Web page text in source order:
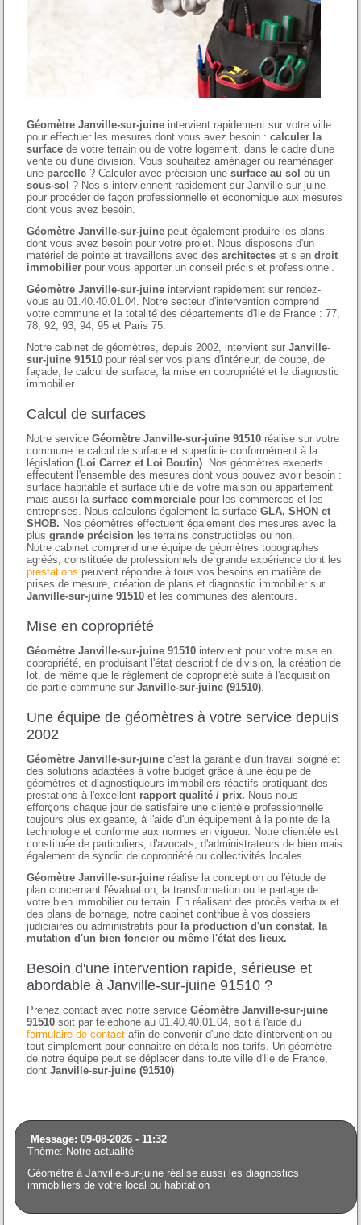
Géomètre Janville-sur-juine intervient rapidement sur votre ville
pour effectuer les mesures dont vous avez besoin :calculer la
surface de votre terrain ou de votre logement, dans le cadre d'une
vente ou d'une division. Vous souhaitez aménager ou réaménager
une parcelle ? Calculer avec précision unesurface au sol ou un
sous-sol ? Nos s interviennent rapidement sur Janville-sur-juine
pour procéder de façon professionnelle et économique aux mesures
dont vous avez besoin.
Géomètre Janville-sur-juine peut également produire les plans
dont vous avez besoin pour votre projet. Nous disposons d'un
matériel de pointe et travaillons avec desarchitectes et s endroit
immobilier pour vous apporter un conseil précis et professionnel.
Géomètre Janville-sur-juine intervient rapidement sur rendez-
vous au 01.40.40.01.04. Notre secteur d'intervention comprend
votre commune et la totalité des départements d'Ile de France : 77,
78, 92, 93, 94, 95 et Paris 75.
Notre cabinet de géomètres, depuis 2002, intervient surJanville-
sur-juine 91510 pour réaliser vos plans d'intérieur, de coupe, de
façade, le calcul de surface, la mise en copropriété et le diagnostic
immobilier.
Calcul de surfaces
Notre serviceGéomètre Janville-sur-juine 91510 réalise sur votre
commune le calcul de surface et superficie conformément à la
législation(Loi Carrez et Loi Boutin) . Nos géomètres exeperts
effecutent l'ensemble des mesures dont vous pouvez avoir besoin :
surface habitable et surface utile de votre maison ou appartement
mais aussi lasurface commerciale pour les commerces et les
entreprises. Nous calculons également la surfaceGLA, SHON et
SHOB. Nos géomètres effectuent également des mesures avec la
plusgrande précision les terrains constructibles ou non.
Notre cabinet comprend une équipe de géomètres topographes
agréés, constituée de professionnels de grande expérience dont les
prestations peuvent répondre à tous vos besoins en matière de
prises de mesure, création de plans et diagnostic immobilier sur
Janville-sur-juine 91510 et les communes des alentours.
Mise en copropriété
Géomètre Janville-sur-juine 91510 intervient pour votre mise en
copropriété, en produisant l'état descriptif de division, la création de
lot, de même que le règlement de copropriété suite à l'acquisition
de partie commune surJanville-sur-juine (91510)
Une équipe de géomètres à votre service depuis
2002
Géomètre Janville-sur-juine c'est la garantie d'un travail soigné et
des solutions adaptées à votre budget grâce à une équipe de
géomètres et diagnostiqueurs immobiliers réactifs pratiquant des
prestations à l'excellent rapport qualité / prix. Nous nous
efforçons chaque jour de satisfaire une clientèle professionnelle
toujours plus exigeante, à l'aide d'un équipement à la pointe de la
technologie et conforme aux normes en vigueur. Notre clientèle est
constituée de particuliers, d'avocats, d'administrateurs de bien mais
également de syndic de copropriété ou collectivités locales.
Géomètre Janville-sur-juine réalise la conception ou l'étude de
plan concernant l'évaluation, la transformation ou le partage de
votre bien immobilier ou terrain. En réalisant des procès verbaux et
des plans de bornage, notre cabinet contribue à vos dossiers
judiciaires ou administratifs pour la production d'un constat, la
mutation d'un bien foncier ou même l'état des lieux.
Besoin d'une intervention rapide, sérieuse et
abordable à Janville-sur-juine 91510 ?
Prenez contact avec notre serviceGéomètre Janville-sur-juine
91510 soit par téléphone au 01.40.40.01.04, soit à l'aide du
formulaire de contact afin de convenir d'une date d'intervention ou
tout simplement pour connaitre en détails nos tarifs. Un géomètre
de notre équipe peut se déplacer dans toute ville d'Ile de France,
dontJanville-sur-juine (91510)
Message: 09-08-2026 - 11:32
Thème: Notre actualité
Géomètre à Janville-sur-juine réalise aussi les diagnostics
immobiliers de votre local ou habitation